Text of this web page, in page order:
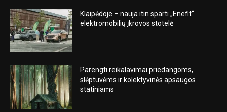
Klaipėdoje – nauja itin sparti „Enefit“
elektromobilių įkrovos stotelė
Parengti reikalavimai priedangoms,
slėptuvėms ir kolektyvinės apsaugos
statiniams